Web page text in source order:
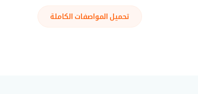
تحميل المواصفات الكاملة